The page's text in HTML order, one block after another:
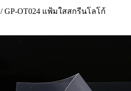
/ GP-OT024 แฟ้มใสสกรีนโลโก้